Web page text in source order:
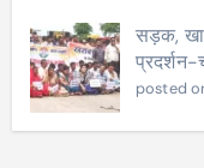
सड़क,
प्रदर्शन-
posted